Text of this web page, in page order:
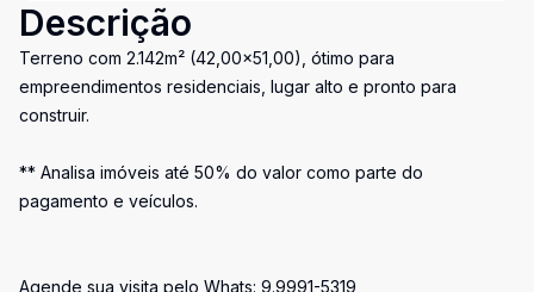
Descrição
Terreno com 2.142m² (42,00x51,00), ótimo para
empreendimentos residenciais, lugar alto e pronto para
construir.
** Analisa imóveis até 50% do valor como parte do
pagamento e veículos.
Agende sua visita pelo Whats: 9.9991-5319